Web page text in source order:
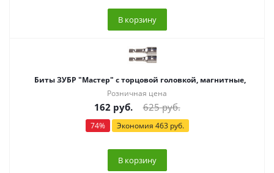
В корзину
Биты ЗУБР "Мастер" с торцовой головкой, магнитные,
Розничная цена
162 руб. 625руб.
74% Экономия 463руб.
В корзину